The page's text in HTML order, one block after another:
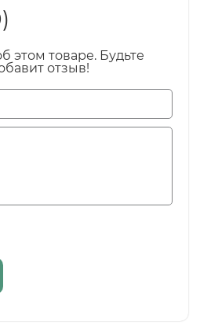
этом товаре. Будьте
отзыв!